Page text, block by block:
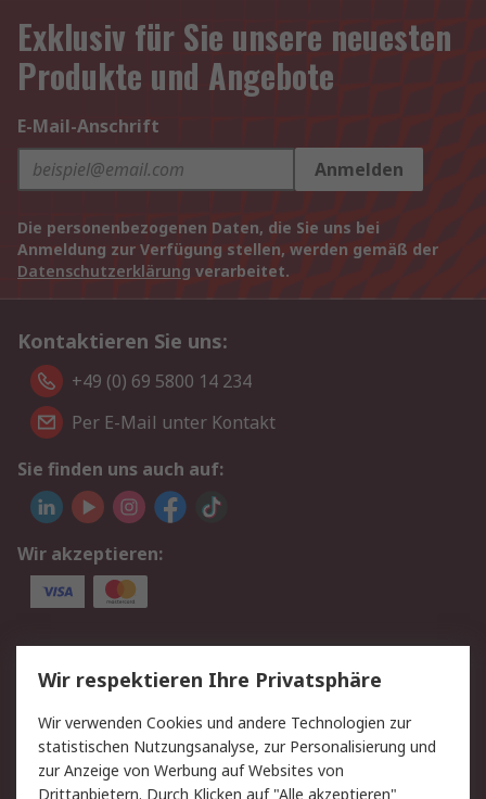
Exklusiv für Sie unsere neuesten
Produkte und Angebote
E-Mail-Anschrift
Anmelden
Die personenbezogenen Daten, die Sie uns bei
Anmeldung zur Verfügung stellen, werden gemäß der
Datenschutzerklärung verarbeitet.
Kontaktieren Sie uns:
+49 (0) 69 5800 14 234
Per E-Mail unter Kontakt
Sie finden uns auch auf:
Wir akzeptieren:
Service
Value Added Services
Lieferlösungen
Rücksendungen
Kontakt
Hilfe
Privatkunden
Wir respektieren Ihre Privatsphäre
Wir verwenden Cookies und andere Technologien zur
statistischen Nutzungsanalyse, zur Personalisierung und
zur Anzeige von Werbung auf Websites von
Drittanbietern. Durch Klicken auf "Alle akzeptieren"